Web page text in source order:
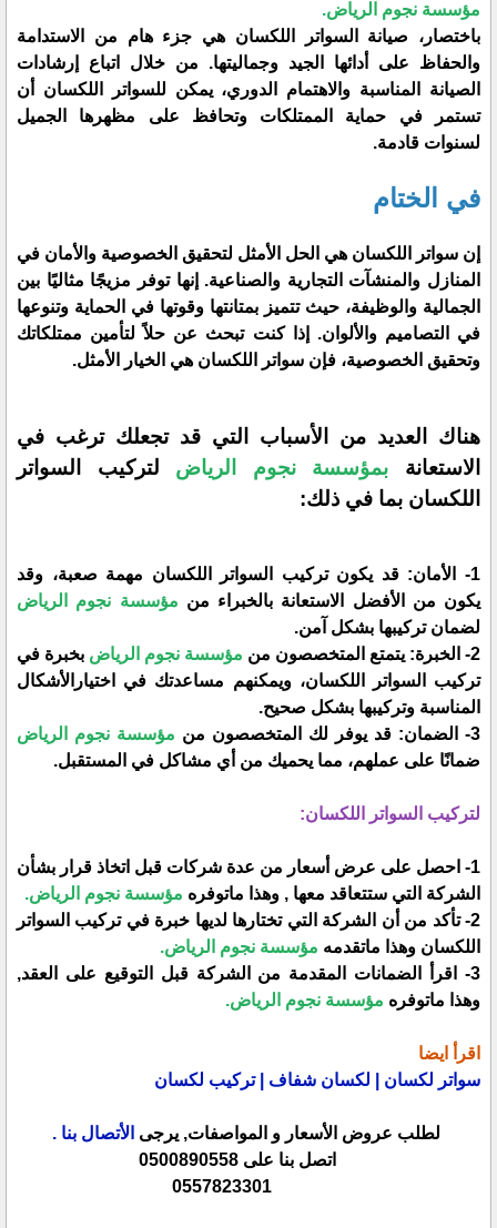
مؤسسة نجوم الرياض.
باختصار، صيانة السواتر اللكسان هي جزء هام من الاستدامة
والحفاظ على أدائها الجيد وجماليتها. من خلال اتباع إرشادات
الصيانة المناسبة والاهتمام الدوري، يمكن للسواتر اللكسان أن
تستمر في حماية الممتلكات وتحافظ على مظهرها الجميل
لسنوات قادمة.
في الختام
إن سواتر اللكسان هي الحل الأمثل لتحقيق الخصوصية والأمان في
المنازل والمنشآت التجارية والصناعية. إنها توفر مزيجًا مثاليًا بين
الجمالية والوظيفة، حيث تتميز بمتانتها وقوتها في الحماية وتنوعها
في التصاميم والألوان. إذا كنت تبحث عن حلاً لتأمين ممتلكاتك
وتحقيق الخصوصية، فإن سواتر اللكسان هي الخيار الأمثل.
هناك العديد من الأسباب التي قد تجعلك ترغب في
الاستعانة بمؤسسة نجوم الرياض لتركيب السواتر
اللكسان بما في ذلك:
1- الأمان: قد يكون تركيب السواتر اللكسان مهمة صعبة، وقد
يكون من الأفضل الاستعانة بالخبراء من مؤسسة نجوم الرياض
لضمان تركيبها بشكل آمن.
2- الخبرة: يتمتع المتخصصون من
مؤسسة نجوم الرياض بخبرة في
تركيب السواتر اللكسان، ويمكنهم مساعدتك في اختيارالأشكال
المناسبة وتركيبها بشكل صحيح.
3- الضمان: قد يوفر لك المتخصصون من
مؤسسة نجوم الرياض
ضمانًا على عملهم، مما يحميك من أي مشاكل في المستقبل.
لتركيب السواتر اللكسان:
1- احصل على عرض أسعار من عدة شركات قبل اتخاذ قرار بشأن
الشركة التي ستتعاقد معها , وهذا ماتوفره مؤسسة نجوم الرياض.
2- تأكد من أن الشركة التي تختارها لديها خبرة في تركيب السواتر
اللكسان وهذا ماتقدمه مؤسسة نجوم الرياض.
3- اقرأ الضمانات المقدمة من الشركة قبل التوقيع على العقد,
وهذا ماتوفره مؤسسة نجوم الرياض.
اقرأ ايضا
سواتر لكسان | لكسان شفاف | تركيب لكسان
لطلب عروض الأسعار و المواصفات, يرجى الأتصال بنا .
اتصل بنا على 0500890558